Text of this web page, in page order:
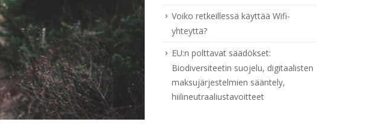
Voiko retkeillessä käyttää Wifi-
yhteyttä?
EU:n polttavat säädökset:
Biodiversiteetin suojelu, digitaalisten
maksujärjestelmien sääntely,
hiilineutraaliustavoitteet